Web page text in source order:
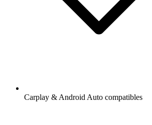
Carplay & Android Auto compatibles